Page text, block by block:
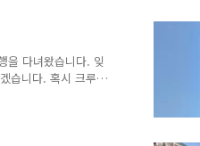
마찬가지로 크루즈
번엔 로마 시내를 순
스)도 제공해주는
을 다녀왔습니다. 잊
습니다. 혹시 크루즈
면 좋겠습니다.피사
아 항입니다. 피사와